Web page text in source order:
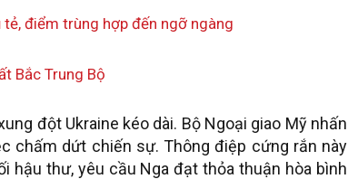
điểm trùng hợp đến ngỡ ngàng
Bắc Trung Bộ
đột Ukraine kéo dài. Bộ Ngoại giao Mỹ nhấn
chấm dứt chiến sự. Thông điệp cứng rắn này
hậu thư, yêu cầu Nga đạt thỏa thuận hòa bình